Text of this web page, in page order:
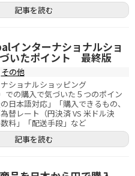
記事を読む
インターナショナルショ
いたポイント 最終版
その他
ショナルショッピング
での購入で気づいた５つのポイン
日本語対応」「購入できるもの、
替レート（円決済 VS 米ドル決
料」「配送手段」など
記事を読む